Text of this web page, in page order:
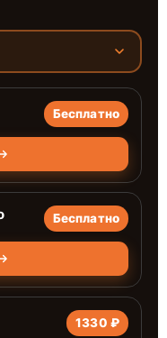
Бесплатно
Бесплатно
1330 ₽